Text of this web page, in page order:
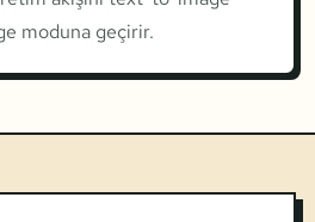
moduna geçirir.